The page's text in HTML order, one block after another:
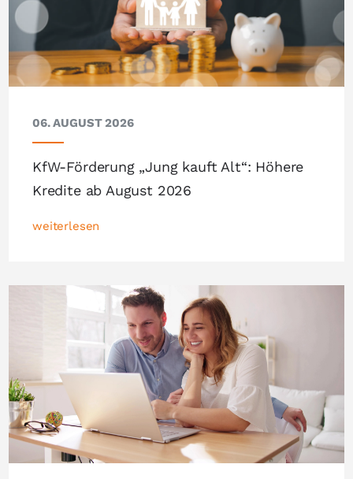
06. AUGUST 2026
KfW-Förderung „Jung kauft Alt“: Höhere
Kredite ab August 2026
weiterlesen